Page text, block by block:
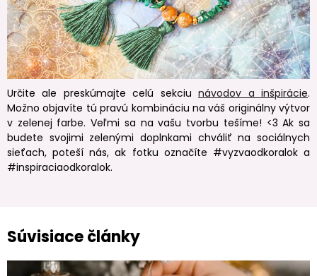
Určite ale preskúmajte celú sekciunávodov a inšpirácie.
Možno objavíte tú pravú kombináciu na váš originálny výtvor
v zelenej farbe. Veľmi sa na vašu tvorbu tešíme! <3 Ak sa
budete svojimi zelenými doplnkami chváliť na sociálnych
sieťach, poteší nás, ak fotku označíte #vyzvaodkoralok a
#inspiraciaodkoralok.
Súvisiace články